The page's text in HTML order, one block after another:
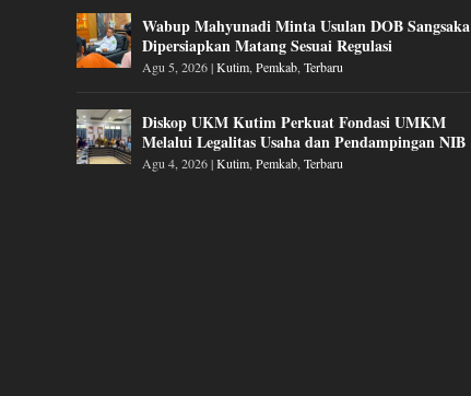
Wabup Mahyunadi Minta Usulan DOB Sangsaka
Dipersiapkan Matang Sesuai Regulasi
Agu 5, 2026|Kutim,Pemkab,Terbaru
Diskop UKM Kutim Perkuat Fondasi UMKM
Melalui Legalitas Usaha dan Pendampingan NIB
Agu 4, 2026|Kutim,Pemkab,Terbaru